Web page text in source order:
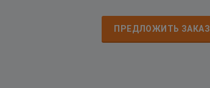
ПРЕДЛОЖИТЬ ЗАКАЗ